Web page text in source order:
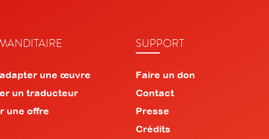
une œuvre
un traducteur
une offre
SUPPORT
Faire un don
Contact
Presse
Crédits